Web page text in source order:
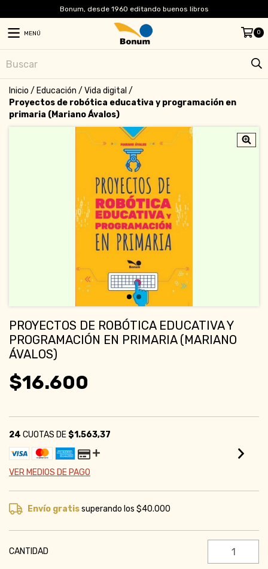
Bonum, desde 1960 editando buenos libros
MENÚ 0
Inicio / Educación / Vida digital /
Proyectos de robótica educativa y programación en
primaria (Mariano Ávalos)
PROYECTOS DE ROBÓTICA EDUCATIVA Y
PROGRAMACIÓN EN PRIMARIA (MARIANO
ÁVALOS)
$16.600
24 CUOTAS DE$1.563,37
VER MEDIOS DE PAGO
Envío gratissuperando los$40.000
CANTIDAD